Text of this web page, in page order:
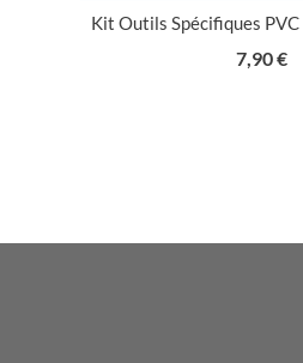
Kit Outils Spécifiques
7,90 €